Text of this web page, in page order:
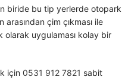
biride bu tip yerlerde otopark
arasından çim çıkması ile
olarak uygulaması kolay bir
için 0531 912 7821 sabit